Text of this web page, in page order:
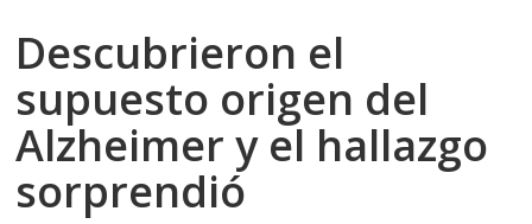
Descubrieron el
supuesto origen del
Alzheimer y el hallazgo
sorprendió